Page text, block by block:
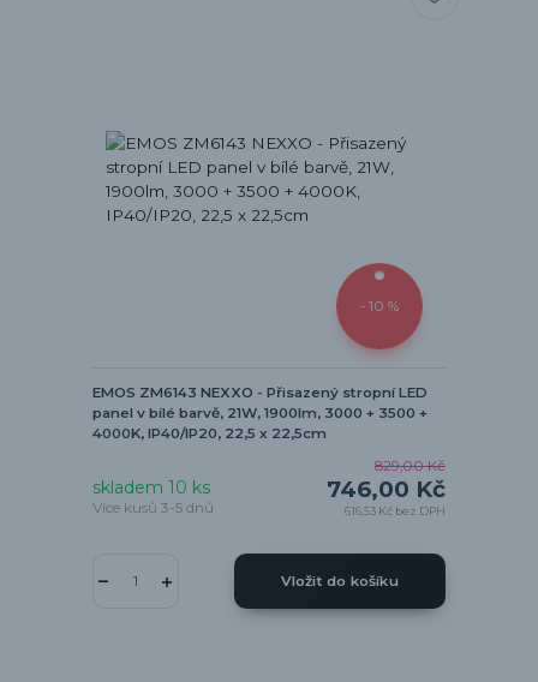
- 10 %
EMOS ZM6143 NEXXO - Přisazený stropní LED
panel v bílé barvě, 21W, 1900lm, 3000 + 3500 +
4000K, IP40/IP20, 22,5 x 22,5cm
829,00 Kč
746,00 Kč
616,53 Kč bez DPH
skladem 10 ks
Více kusů 3-5 dnů
Vložit do košíku